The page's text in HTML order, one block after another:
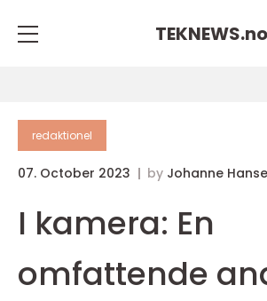
TEKNEWS.no
redaktionel
07. October 2023 by Johanne
I kamera: En
omfattende